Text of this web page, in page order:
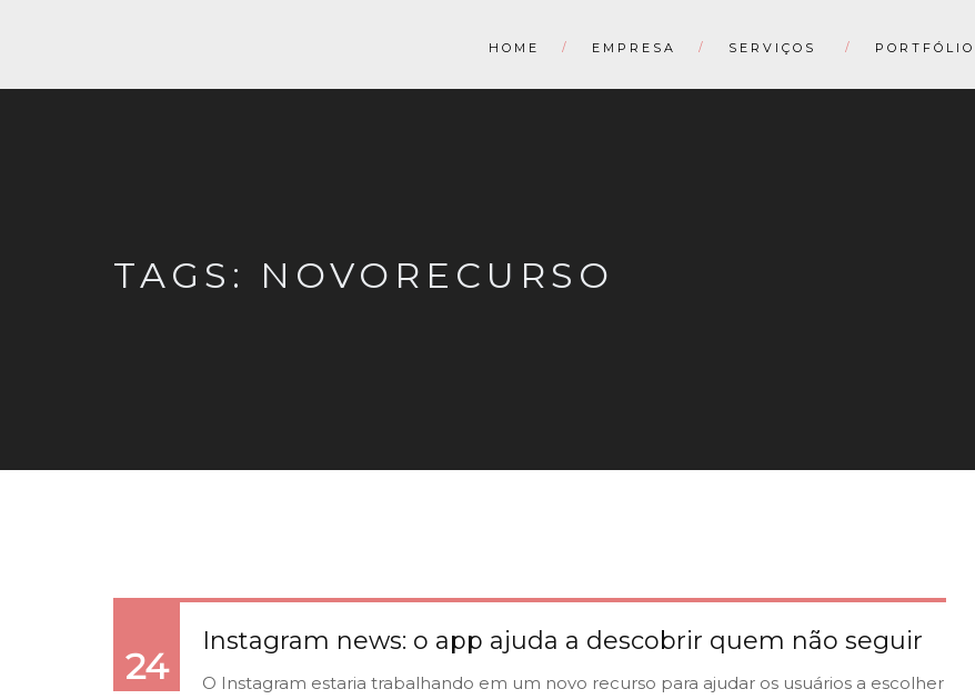
HOME EMPRESA SERVIÇOS PORTFÓLIO
TAGS: NOVORECURSO
24
Instagram news: o app ajuda a descobrir quem não seguir
O Instagram estaria trabalhando em um novo recurso para ajudar os usuários a escolher